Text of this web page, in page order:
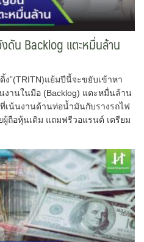
ดัน Backlog แตะหมื่นล้าน
ง”(TRITN)แย้มปีนี้จะขยับเข้าหา
านในมือ (Backlog) แตะหมื่นล้าน
เน้นงานด้านท่อน้ำมันกับรางรถไฟ
ถือหุ้นเดิม แถมฟรีวอแรนต์ เตรียม